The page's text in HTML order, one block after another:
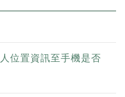
位置資訊至手機是否